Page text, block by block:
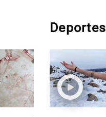
Deportes